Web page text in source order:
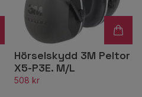
Hörselskydd 3M Peltor
X5-P3E. M/L
508 kr